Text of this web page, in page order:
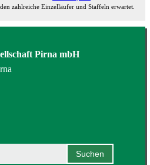
zahlreiche Einzelläufer und Staffeln erwartet.
Pirna mbH